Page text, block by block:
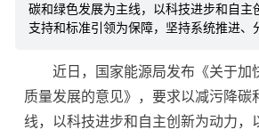
碳和绿色发展为主线，以科技进步和自主
支持和标准引领为保障，坚持系统推进、
近日，国家能源局发布《关于加
质量发展的意见》，要求以减污降碳
线，以科技进步和自主创新为动力，